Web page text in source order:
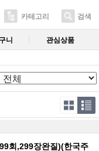
카테고리 검색
니 관심상품
회,299장완질)(한국주